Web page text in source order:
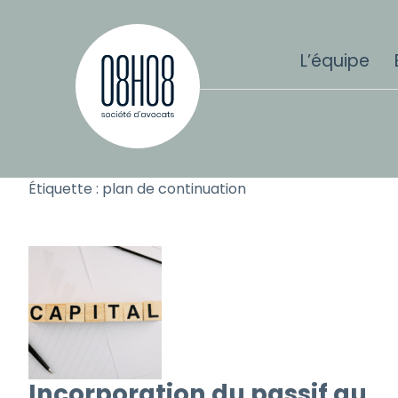
Aller au contenu
L’équipe
Étiquette : plan de continuation